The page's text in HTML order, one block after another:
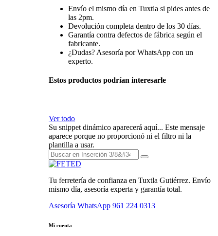
Envío el mismo día en Tuxtla si pides antes de
las 2pm.
Devolución completa dentro de los 30 días.
Garantía contra defectos de fábrica según el
fabricante.
¿Dudas? Asesoría por WhatsApp con un
experto.
Estos productos podrían interesarle
Ver todo
Su snippet dinámico aparecerá aquí... Este mensaje
aparece porque no proporcionó ni el filtro ni la
plantilla a usar.
Tu ferretería de confianza en Tuxtla Gutiérrez. Envío
mismo día, asesoría experta y garantía total.
Asesoría WhatsApp 961 224 0313
Mi cuenta